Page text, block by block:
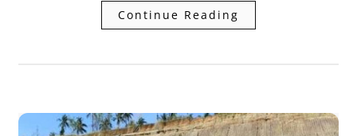
Continue Reading